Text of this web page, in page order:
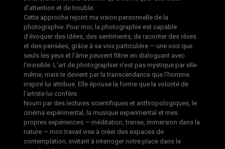
d’attention et de trouble.
Cette approche rejoint ma vision personnelle de la
photographie. Pour moi, la photographie est capable
d’évoquer des idées, des sentiments, de raconter des rêves
et des pensées, grâce à sa voix particulière — une voix que
seuls les yeux et l’âme peuvent filtrer en dialoguant avec
l’invisible. L’art de photographier n’est pas mystique par elle-
même, mais le devient par la transcendance que l’homme
inspiré lui attribue. Elle épouse la forme que la volonté de
l’artiste lui confère.
Nourri par des lectures scientifiques et anthropologiques, le
cinéma expérimental, la musique experimental et mes
propres expériences — méditation, transe, immersion dans la
nature — mon travail vise à créer des espaces de
contemplation, invitant à interroger notre place dans le